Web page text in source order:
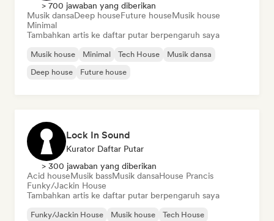
> 700 jawaban yang diberikan
Musik dansaDeep houseFuture houseMusik house
Minimal
Tambahkan artis ke daftar putar berpengaruh saya
Musik house Minimal Tech House
Musik dansa
Deep house
Future house
Lock In Sound
Kurator Daftar Putar
> 300 jawaban yang diberikan
Acid houseMusik bassMusik dansaHouse Prancis
Funky/Jackin House
Tambahkan artis ke daftar putar berpengaruh saya
Funky/Jackin House Musik house
Tech House